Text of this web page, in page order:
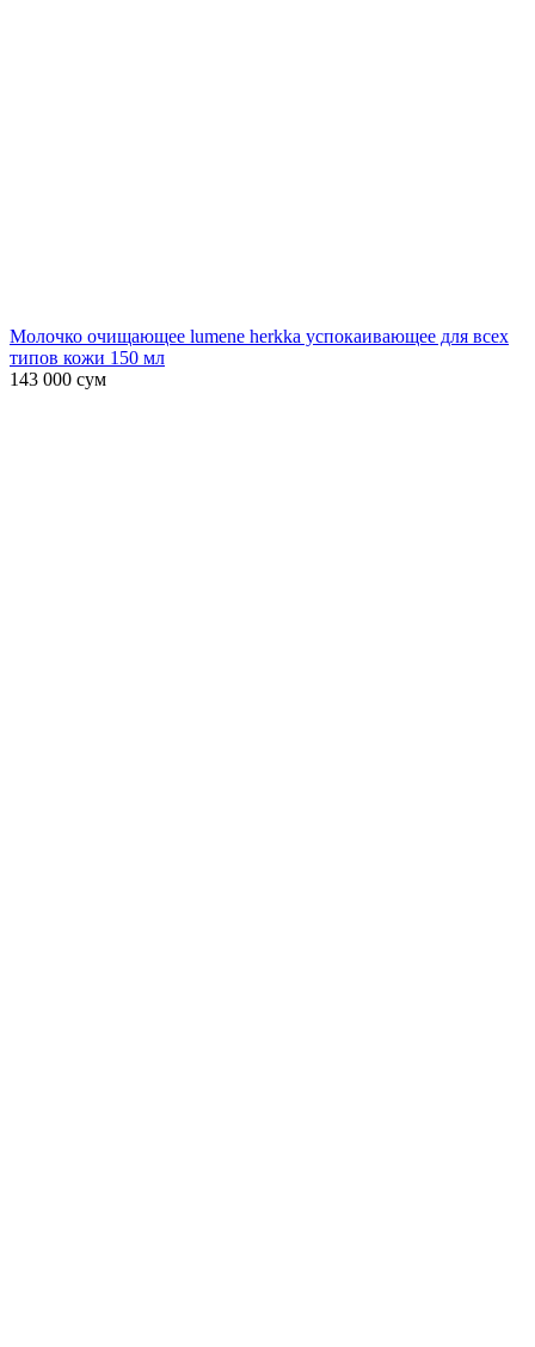
Молочко очищающее lumene herkka успокаивающее для всех
типов кожи 150 мл
143 000 сум